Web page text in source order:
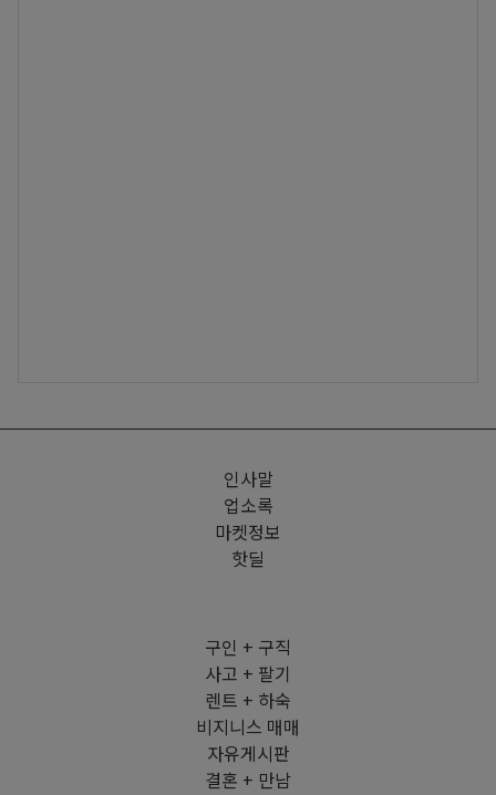
인사말
업소록
마켓정보
핫딜
구인 + 구직
사고 + 팔기
렌트 + 하숙
비지니스 매매
자유게시판
결혼 + 만남